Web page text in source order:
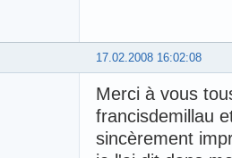
17.02.2008 16:02:08
Merci à vous
francisdemillau
sincèrement